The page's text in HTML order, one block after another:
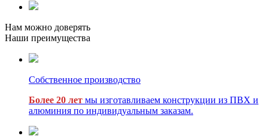
Нам можно доверять
Наши преимущества
Собственное производство
Более 20 лет мы изготавливаем конструкции из ПВХ и
алюминия по индивидуальным заказам.